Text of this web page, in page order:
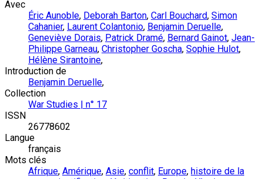
Avec
Éric Aunoble, Deborah Barton, Carl Bouchard, Simon
Cahanier, Laurent Colantonio, Benjamin Deruelle,
Geneviève Dorais, Patrick Dramé, Bernard Gainot, Jean-
Philippe Garneau, Christopher Goscha, Sophie Hulot,
Hélène Sirantoine,
Introduction de
Benjamin Deruelle,
Collection
War Studies | n° 17
ISSN
26778602
Langue
français
Mots clés
Afrique, Amérique, Asie, conflit, Europe, histoire de la